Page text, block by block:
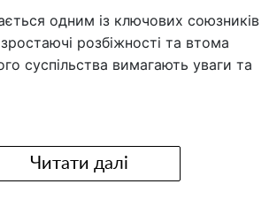
одним із ключових союзників
розбіжності та втома
суспільства вимагають уваги та
Читати далі